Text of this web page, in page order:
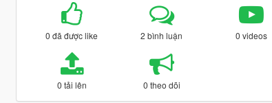
0 đã được like 2 bình luận 0 videos
0 tải lên 0 theo dõi